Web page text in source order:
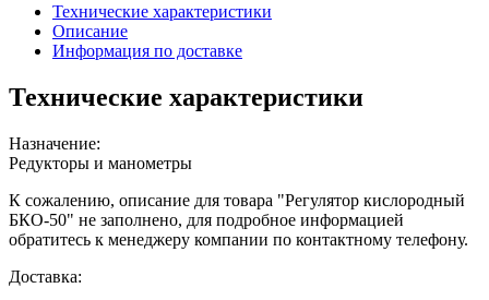
Технические характеристики
Описание
Информация по доставке
Технические характеристики
Назначение:
Редукторы и манометры
К сожалению, описание для товара "Регулятор кислородный
БКО-50" не заполнено, для подробное информацией
обратитесь к менеджеру компании по контактному телефону.
Доставка: